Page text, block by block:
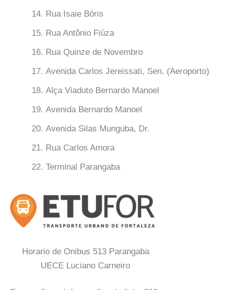
Rua Isaie Bóris
Rua Antônio Fiúza
Rua Quinze de Novembro
Avenida Carlos Jereissati, Sen. (Aeroporto)
Alça Viaduto Bernardo Manoel
Avenida Bernardo Manoel
Avenida Silas Munguba, Dr.
Rua Carlos Amora
Terminal Parangaba
Horario de Onibus 513 Parangaba
UECE Luciano Carneiro